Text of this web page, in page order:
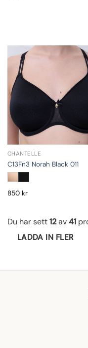
CHANTELLE
C13Fn3 Norah Black 011
850 kr
Du har sett12av41
LADDA IN FLER